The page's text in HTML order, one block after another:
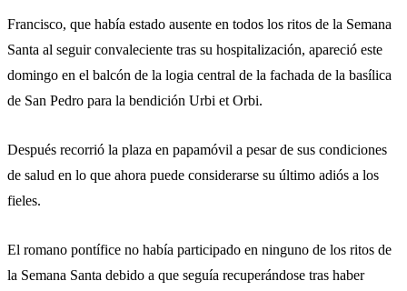
Francisco, que había estado ausente en todos los ritos de la Semana
Santa al seguir convaleciente tras su hospitalización, apareció este
domingo en el balcón de la logia central de la fachada de la basílica
de San Pedro para la bendición Urbi et Orbi.
Después recorrió la plaza en papamóvil a pesar de sus condiciones
de salud en lo que ahora puede considerarse su último adiós a los
fieles.
El romano pontífice no había participado en ninguno de los ritos de
la Semana Santa debido a que seguía recuperándose tras haber